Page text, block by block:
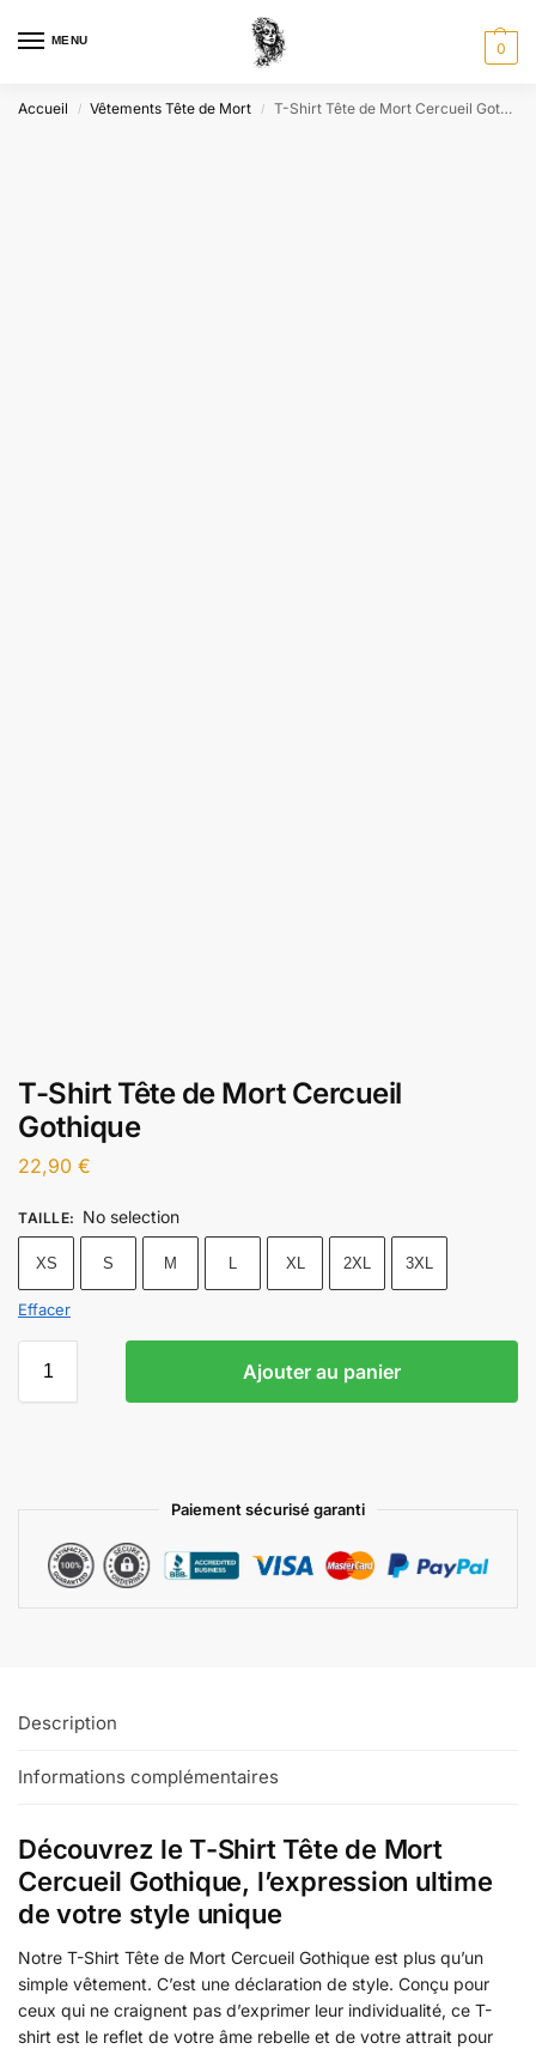
MENU 0
Accueil / Vêtements Tête de Mort / T-Shirt Tête de Mort Cercueil Gothique
T-Shirt Tête de Mort Cercueil
Gothique
22,90 €
TAILLE: No selection
XS S M L XL 2XL 3XL
Effacer
Ajouter au panier
Paiement sécurisé garanti
Description
Informations complémentaires
Découvrez le T-Shirt Tête de Mort
Cercueil Gothique, l’expression ultime
de votre style unique
Notre T-Shirt Tête de Mort Cercueil Gothique est plus qu’un
simple vêtement. C’est une déclaration de style. Conçu pour
ceux qui ne craignent pas d’exprimer leur individualité, ce T-
shirt est le reflet de votre âme rebelle et de votre attrait pour